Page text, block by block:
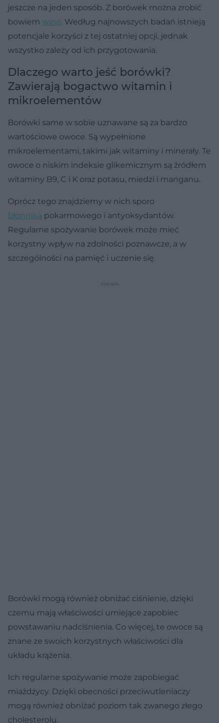
jeszcze na jeden sposób. Z borówek można zrobić
bowiem wino. Według najnowszych badań istnieją
potencjale korzyści z tej ostatniej opcji, jednak
wszystko zależy od ich przygotowania.
Dlaczego warto jeść borówki?
Zawierają bogactwo witamin i
mikroelementów
Borówki same w sobie uznawane są za bardzo
wartościowe owoce. Są wypełnione
mikroelementami, takimi jak witaminy i minerały. Te
owoce o niskim indeksie glikemicznym są źródłem
witaminy B9, C i K oraz potasu, miedzi i manganu.
Oprócz tego znajdziemy w nich sporo
błonnika pokarmowego i antyoksydantów.
Regularne spożywanie borówek może mieć
korzystny wpływ na zdolności poznawcze, a w
szczególności na pamięć i uczenie się.
Borówki mogą również obniżać ciśnienie, dzięki
czemu mają właściwości umiejące zapobiec
powstawaniu nadciśnienia. Co więcej, te owoce są
znane ze swoich korzystnych właściwości dla
układu krążenia.
Ich regularne spożywanie może zapobiegać
miażdżycy. Dzięki obecności przeciwutleniaczy
mogą również obniżać poziom tak zwanego złego
cholesterolu.